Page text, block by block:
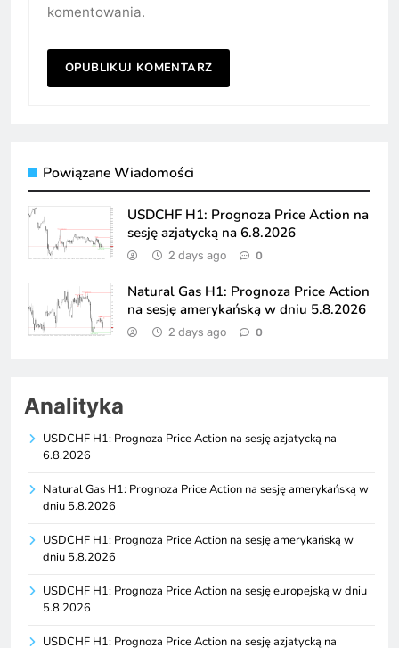
komentowania.
Powiązane Wiadomości
USDCHF H1: Prognoza Price Action na
sesję azjatycką na 6.8.2026
2 days ago 0
Natural Gas H1: Prognoza Price Action
na sesję amerykańską w dniu 5.8.2026
2 days ago 0
Analityka
USDCHF H1: Prognoza Price Action na sesję azjatycką na
6.8.2026
Natural Gas H1: Prognoza Price Action na sesję amerykańską w
dniu 5.8.2026
USDCHF H1: Prognoza Price Action na sesję amerykańską w
dniu 5.8.2026
USDCHF H1: Prognoza Price Action na sesję europejską w dniu
5.8.2026
USDCHF H1: Prognoza Price Action na sesję azjatycką na